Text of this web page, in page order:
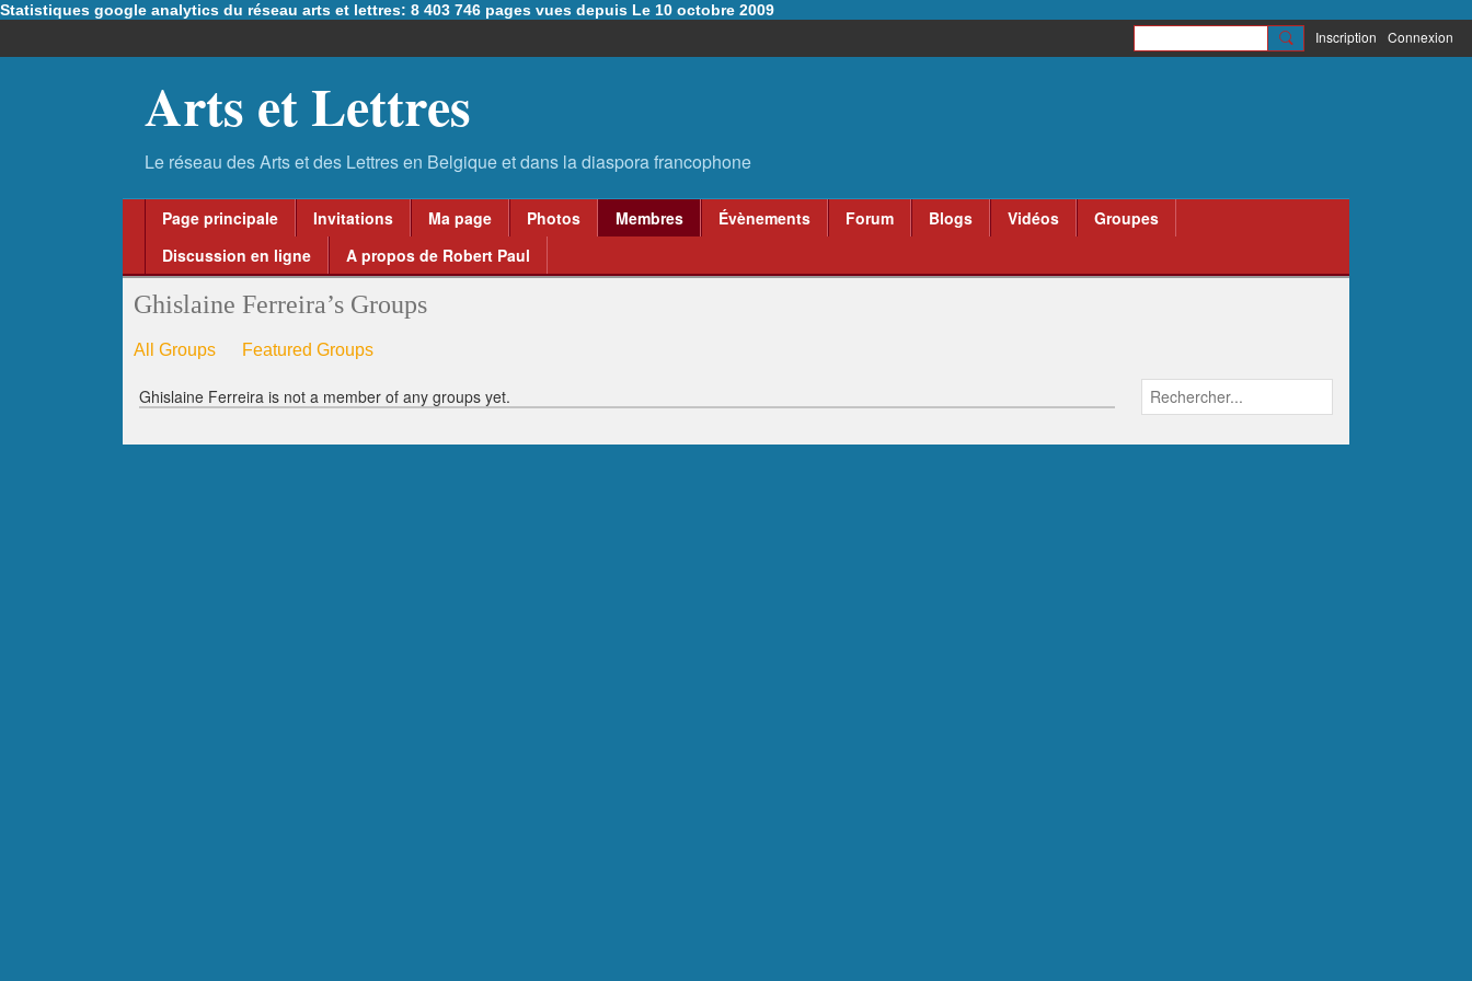
Statistiques google analytics du réseau arts et lettres: 8 403 746 pages vues depuis Le 10 octobre 2009
Inscription Connexion
Arts et Lettres
Page principale Invitations Ma page Photos Membres Évènements Forum Blogs Vidéos
Groupes
Discussion en ligne
A propos de Robert Paul
Ghislaine Ferreira’s Groups
All Groups Featured Groups
Ghislaine Ferreira is not a member of any groups yet.